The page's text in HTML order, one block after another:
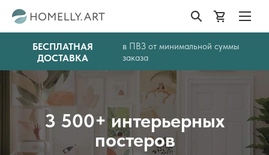
БЕСПЛАТНАЯ
ДОСТАВКА
в ПВЗ от минимальной суммы
заказа
3 500+ интерьерных
постеров